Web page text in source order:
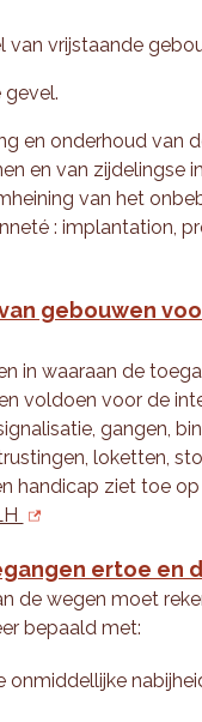
vrijstaande
gevel.
en onderhoud van
en van zijdelingse
van het
: implantation,
gebouwen
in waaraan de
voldoen voor de
gangen,
loketten,
handicap ziet toe
ertoe en
de wegen moet
bepaald met: